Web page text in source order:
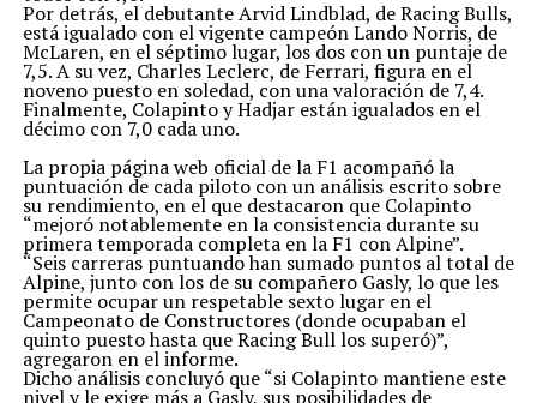
Por detrás, el debutante Arvid Lindblad, de Racing Bulls,
está igualado con el vigente campeón Lando Norris, de
McLaren, en el séptimo lugar, los dos con un puntaje de
7,5. A su vez, Charles Leclerc, de Ferrari, figura en el
noveno puesto en soledad, con una valoración de 7,4.
Finalmente, Colapinto y Hadjar están igualados en el
décimo con 7,0 cada uno.
La propia página web oficial de la F1 acompañó la
puntuación de cada piloto con un análisis escrito sobre
su rendimiento, en el que destacaron que Colapinto
“mejoró notablemente en la consistencia durante su
primera temporada completa en la F1 con Alpine”.
“Seis carreras puntuando han sumado puntos al total de
Alpine, junto con los de su compañero Gasly, lo que les
permite ocupar un respetable sexto lugar en el
Campeonato de Constructores (donde ocupaban el
quinto puesto hasta que Racing Bull los superó)”,
agregaron en el informe.
Dicho análisis concluyó que “si Colapinto mantiene este
nivel y le exige más a Gasly, sus posibilidades de